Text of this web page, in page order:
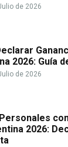
de 2026
2026: Guía
de 2026
2026: